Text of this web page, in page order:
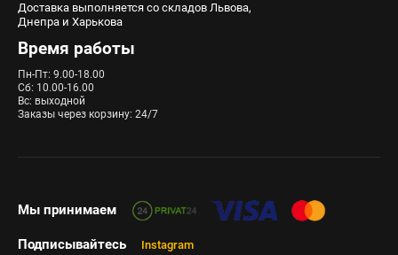
Доставка выполняется со складов Львова,
Днепра и Харькова
Время работы
Пн-Пт: 9.00-18.00
Сб: 10.00-16.00
Вс: выходной
Заказы через корзину: 24/7
Мы принимаем
Подписывайтесь Instagram